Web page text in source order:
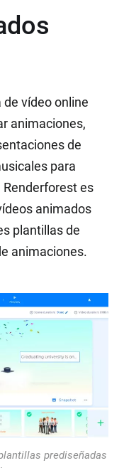
vídeo online
animaciones,
de
para
es
animados
plantillas de
animaciones.
prediseñadas